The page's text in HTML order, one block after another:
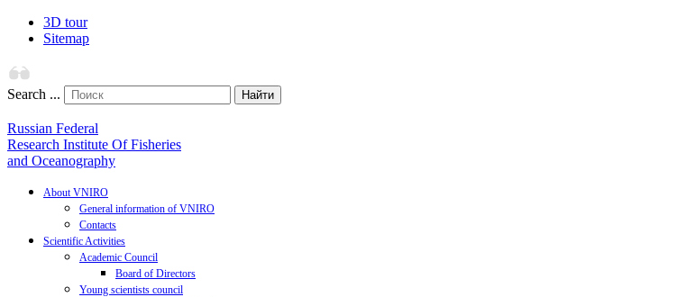
3D tour
Sitemap
Search ... Найти
Russian Federal
Research Institute Of Fisheries
and Oceanography
About VNIRO
General information of VNIRO
Contacts
Scientific Activities
Academic Council
Board of Directors
Young scientists council